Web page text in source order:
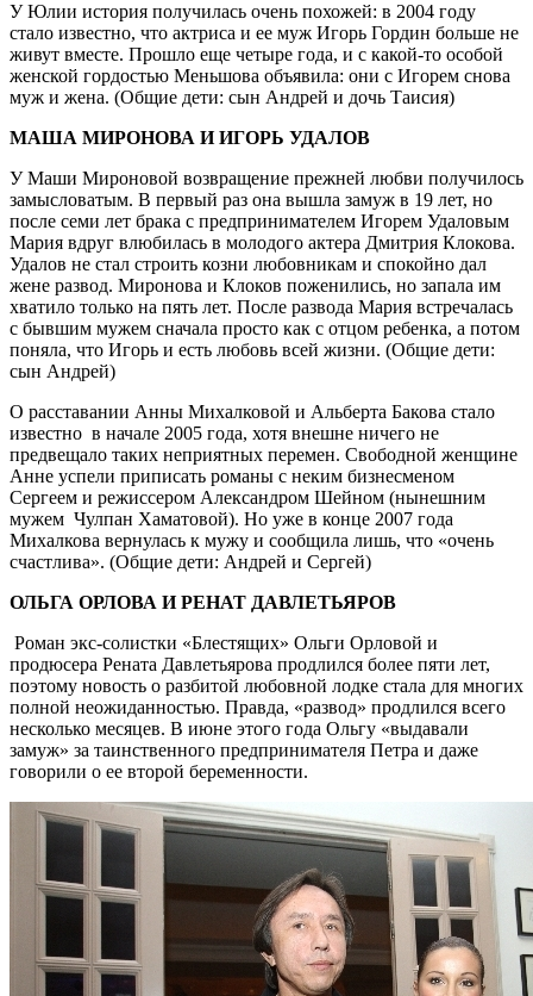
У Юлии история получилась очень похожей: в 2004 году
стало известно, что актриса и ее муж Игорь Гордин больше не
живут вместе. Прошло еще четыре года, и с какой-то особой
женской гордостью Меньшова объявила: они с Игорем снова
муж и жена. (Общие дети: сын Андрей и дочь Таисия)
МАША МИРОНОВА И ИГОРЬ УДАЛОВ
У Маши Мироновой возвращение прежней любви получилось
замысловатым. В первый раз она вышла замуж в 19 лет, но
после семи лет брака с предпринимателем Игорем Удаловым
Мария вдруг влюбилась в молодого актера Дмитрия Клокова.
Удалов не стал строить козни любовникам и спокойно дал
жене развод. Миронова и Клоков поженились, но запала им
хватило только на пять лет. После развода Мария встречалась
с бывшим мужем сначала просто как с отцом ребенка, а потом
поняла, что Игорь и есть любовь всей жизни. (Общие дети:
сын Андрей)
О расставании Анны Михалковой и Альберта Бакова стало
известно в начале 2005 года, хотя внешне ничего не
предвещало таких неприятных перемен. Свободной женщине
Анне успели приписать романы с неким бизнесменом
Сергеем и режиссером Александром Шейном (нынешним
мужем Чулпан Хаматовой). Но уже в конце 2007 года
Михалкова вернулась к мужу и сообщила лишь, что «очень
счастлива». (Общие дети: Андрей и Сергей)
ОЛЬГА ОРЛОВА И РЕНАТ ДАВЛЕТЬЯРОВ
Роман экс-солистки «Блестящих» Ольги Орловой и
продюсера Рената Давлетьярова продлился более пяти лет,
поэтому новость о разбитой любовной лодке стала для многих
полной неожиданностью. Правда, «развод» продлился всего
несколько месяцев. В июне этого года Ольгу «выдавали
замуж» за таинственного предпринимателя Петра и даже
говорили о ее второй беременности.